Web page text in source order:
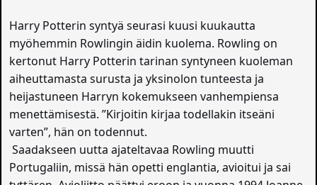
Harry Potterin syntyä seurasi kuusi kuukautta
myöhemmin Rowlingin äidin kuolema. Rowling on
kertonut Harry Potterin tarinan syntyneen kuoleman
aiheuttamasta surusta ja yksinolon tunteesta ja
heijastuneen Harryn kokemukseen vanhempiensa
menettämisestä. ”Kirjoitin kirjaa todellakin itseäni
varten”, hän on todennut.
Saadakseen uutta ajateltavaa Rowling muutti
Portugaliin, missä hän opetti englantia, avioitui ja sai